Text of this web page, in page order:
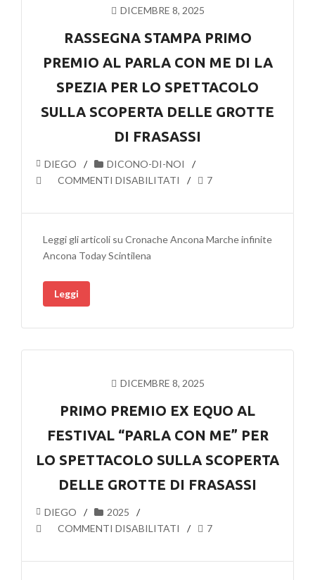
DICEMBRE 8, 2025
RASSEGNA STAMPA PRIMO
PREMIO AL PARLA CON ME DI LA
SPEZIA PER LO SPETTACOLO
SULLA SCOPERTA DELLE GROTTE
DI FRASASSI
DIEGO
DICONO-DI-NOI
COMMENTI DISABILITATI
SU
STAMPA
PREMIO
AL
CON
ME
DI
SPETTACOLO
SCOPERTA
DELLE
DI
7
Leggi gli articoli su Cronache Ancona Marche infinite
Ancona Today Scintilena
Leggi
DICEMBRE 8, 2025
PRIMO PREMIO EX EQUO AL
FESTIVAL “PARLA CON ME” PER
LO SPETTACOLO SULLA SCOPERTA
DELLE GROTTE DI FRASASSI
DIEGO
2025
COMMENTI DISABILITATI
SU
PREMIO
7